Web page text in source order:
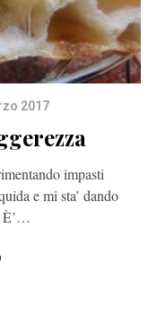
2017
impasti
e mi sta’ dando
È’…